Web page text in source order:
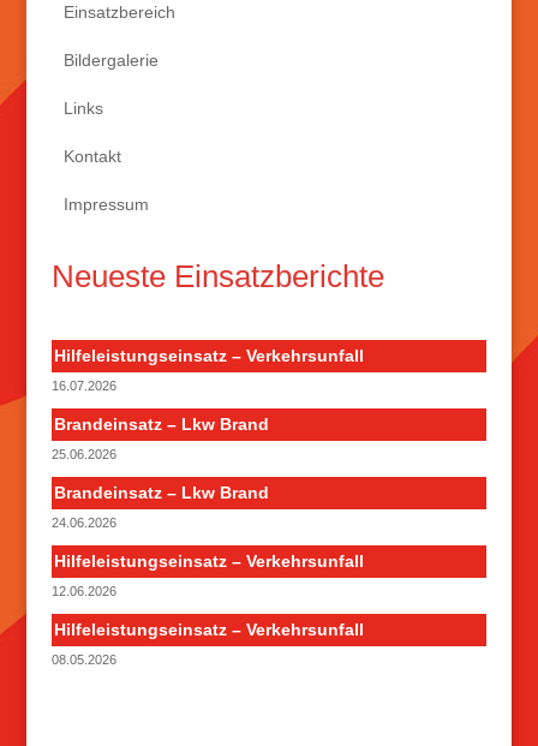
Einsatzbereich
Bildergalerie
Links
Kontakt
Impressum
Neueste Einsatzberichte
Hilfeleistungseinsatz – Verkehrsunfall
16.07.2026
Brandeinsatz – Lkw Brand
25.06.2026
Brandeinsatz – Lkw Brand
24.06.2026
Hilfeleistungseinsatz – Verkehrsunfall
12.06.2026
Hilfeleistungseinsatz – Verkehrsunfall
08.05.2026